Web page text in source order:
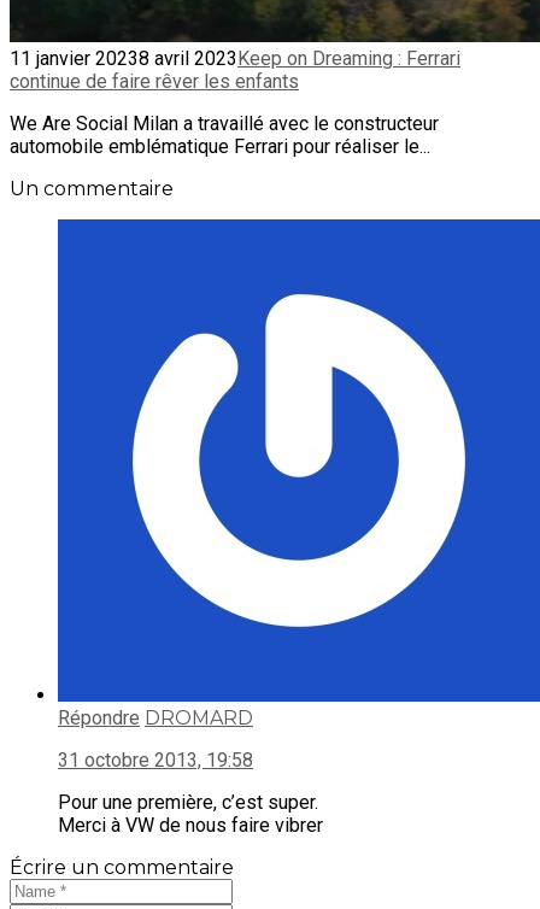
11 janvier 20238 avril 2023 Keep on Dreaming : Ferrari
continue de faire rêver les enfants
We Are Social Milan a travaillé avec le constructeur
automobile emblématique Ferrari pour réaliser le...
Un commentaire
Répondre DROMARD
31 octobre 2013, 19:58
Pour une première, c’est super.
Merci à VW de nous faire vibrer
Écrire un commentaire